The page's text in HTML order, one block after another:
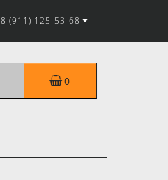
8 (911) 125-53-68
0